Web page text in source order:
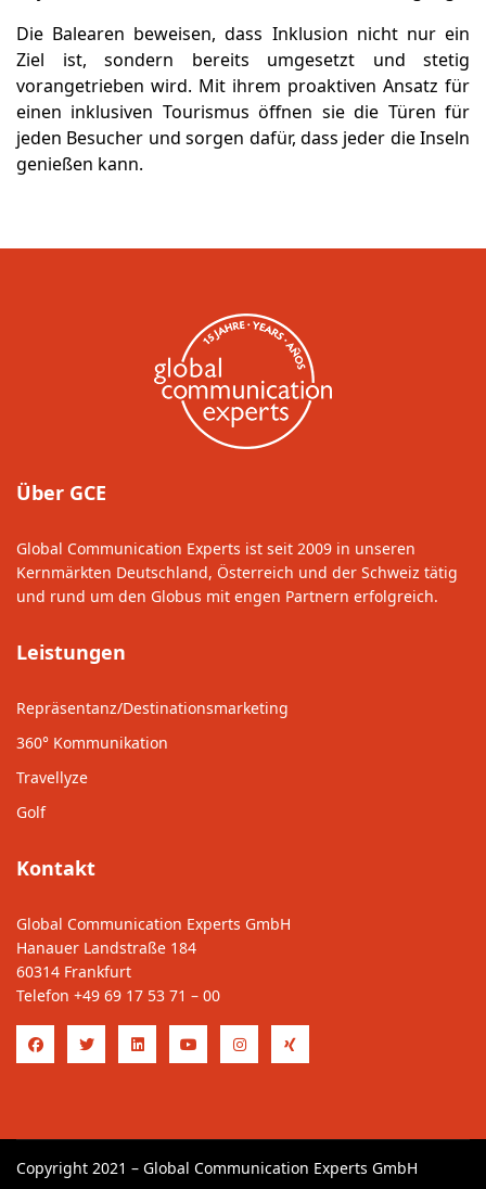
Die Balearen beweisen, dass Inklusion nicht nur ein
Ziel ist, sondern bereits umgesetzt und stetig
vorangetrieben wird. Mit ihrem proaktiven Ansatz für
einen inklusiven Tourismus öffnen sie die Türen für
jeden Besucher und sorgen dafür, dass jeder die Inseln
genießen kann.
Über GCE
Global Communication Experts ist seit 2009 in unseren
Kernmärkten Deutschland, Österreich und der Schweiz tätig
und rund um den Globus mit engen Partnern erfolgreich.
Leistungen
Repräsentanz/Destinationsmarketing
360° Kommunikation
Travellyze
Golf
Kontakt
Global Communication Experts GmbH
Hanauer Landstraße 184
60314 Frankfurt
Telefon +49 69 17 53 71 – 00
Copyright 2021 – Global Communication Experts GmbH